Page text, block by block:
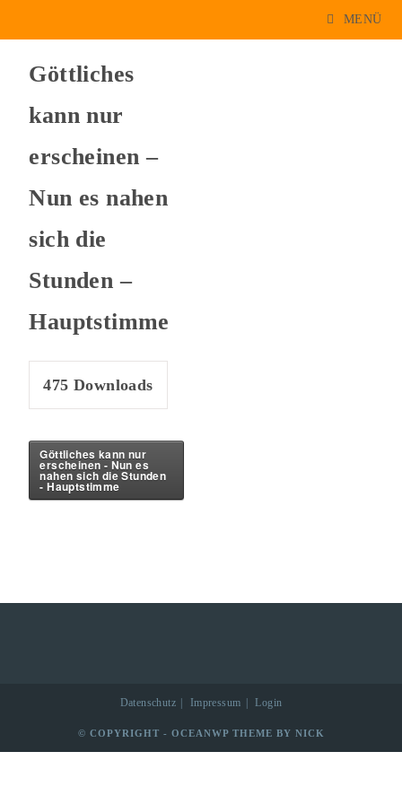
MENÜ
Göttliches
kann nur
erscheinen –
Nun es nahen
sich die
Stunden –
Hauptstimme
475 Downloads
Göttliches kann nur
erscheinen - Nun es
nahen sich die Stunden
- Hauptstimme
Datenschutz Impressum Login
© COPYRIGHT - OCEANWP THEME BY NICK